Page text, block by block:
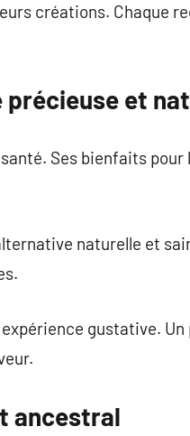
créations. Chaque
et
Ses bienfaits pour
naturelle et
gustative.
ancestral